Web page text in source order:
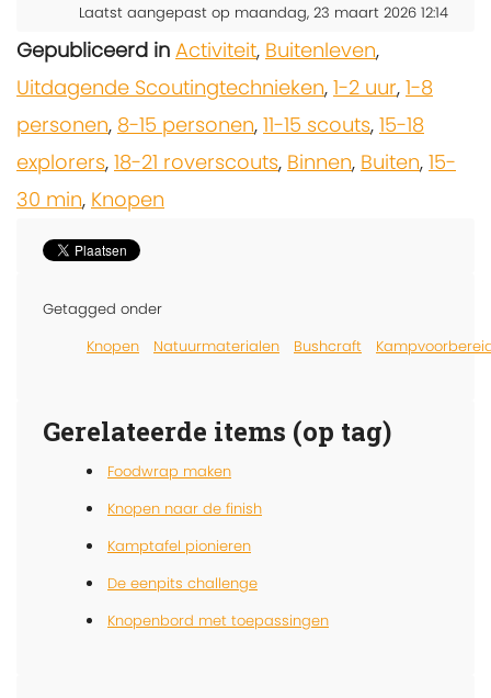
Laatst aangepast op maandag, 23 maart 2026 12:14
Gepubliceerd in Activiteit, Buitenleven,
Uitdagende Scoutingtechnieken, 1-2 uur, 1-8
personen, 8-15 personen, 11-15 scouts, 15-18
explorers, 18-21 roverscouts, Binnen, Buiten, 15-
30 min, Knopen
Getagged onder
Knopen
Natuurmaterialen Bushcraft
Gerelateerde items (op tag)
Foodwrap maken
Knopen naar de finish
Kamptafel pionieren
De eenpits challenge
Knopenbord met toepassingen